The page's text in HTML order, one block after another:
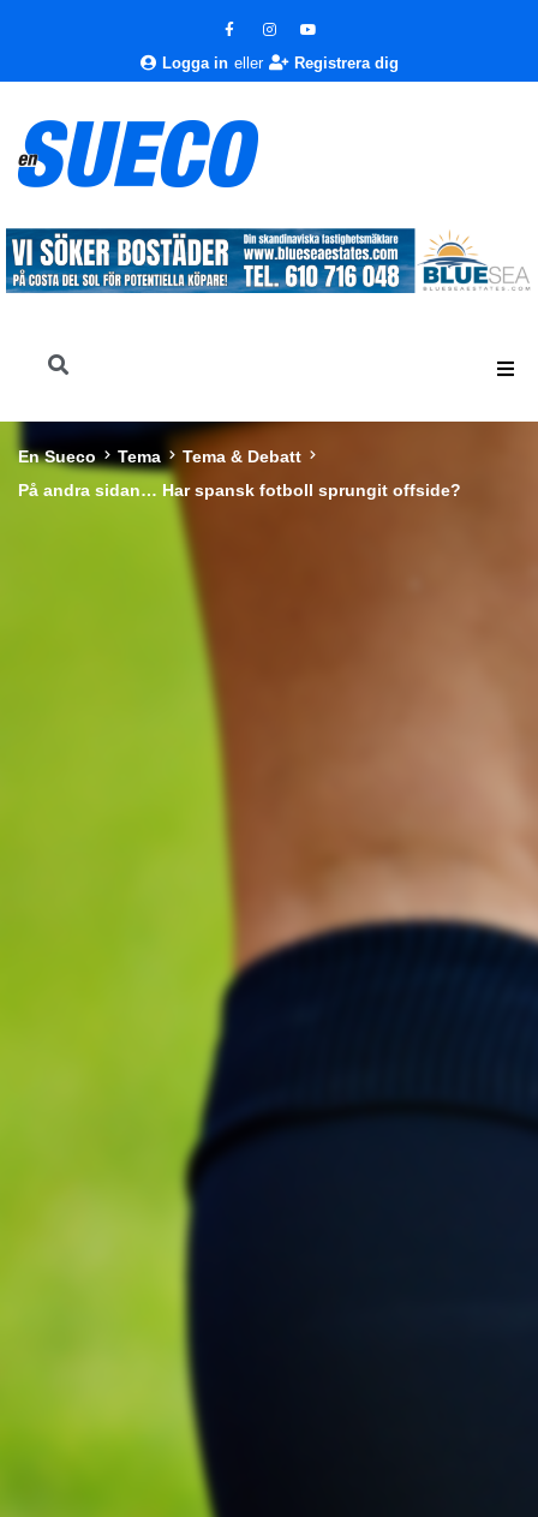
Logga in eller Registrera dig
En Sueco Tema
Tema & Debatt
På andra sidan… Har spansk fotboll sprungit offside?